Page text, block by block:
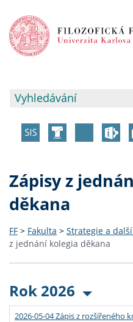
Zápisy z
děkana
FF > Fakulta > Strategie a
z jednání kolegia děkana
Rok 2026
2026-05-04 Zápis z rozšířeného